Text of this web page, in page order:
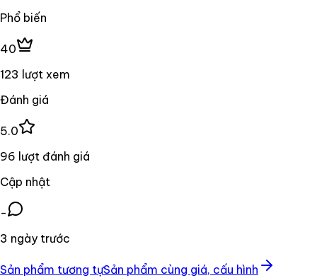
Phổ biến
40
123 lượt xem
Đánh giá
5.0
96 lượt đánh giá
Cập nhật
-
3 ngày trước
Sản phẩm tương tựSản phẩm cùng giá, cấu hình